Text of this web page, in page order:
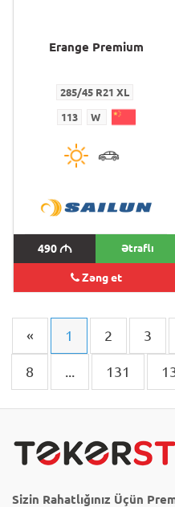
Erange Premium
285/45 R21 XL
113 W
490M Ətraflı
Zəng et
« 1 2 3
8 ... 131
Sizin Rahatlığınız Üçün